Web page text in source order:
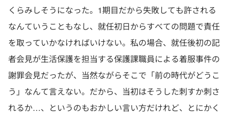
くらみしそうになった。1期目だから失敗しても許される
なんていうこともなし、就任初日からすべての問題で責任
を取っていかなければいけない。私の場合、就任後初の記
者会見が生活保護を担当する保護課職員による着服事件の
謝罪会見だったが、当然ながらそこで「前の時代がどうこ
う」なんて言えない。だから、当初はそうした刺すか刺さ
れるか…、というのもおかしい言い方だけれど、とにかく